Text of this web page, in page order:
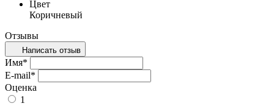
Цвет
Коричневый
Отзывы
Написать отзыв
Имя*
E-mail*
Оценка
1